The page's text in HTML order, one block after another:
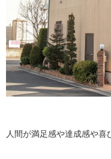
人間が満足感や達成感や喜